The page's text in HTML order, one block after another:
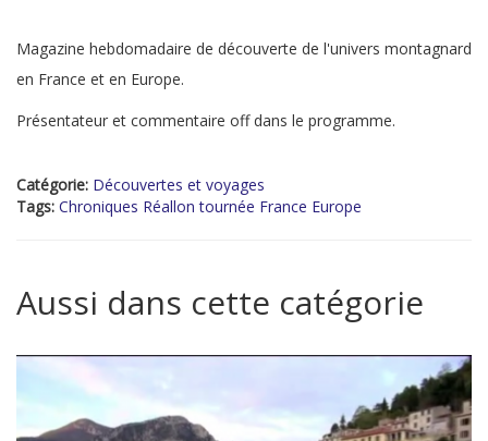
Magazine hebdomadaire de découverte de l'univers montagnard
en France et en Europe.
Présentateur et commentaire off dans le programme.
Catégorie: Découvertes et voyages
Tags: Chroniques Réallon tournée France Europe
Aussi dans cette catégorie